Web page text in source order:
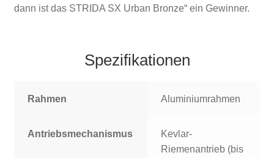
dann ist das STRIDA SX Urban Bronze“ ein Gewinner.
Spezifikationen
Rahmen Aluminiumrahmen
Antriebsmechanismus
Kevlar-
Riemenantrieb (bis